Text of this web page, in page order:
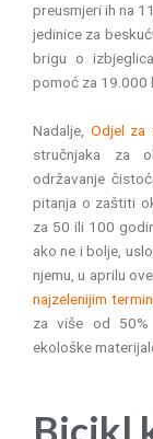
preusmjeri ih na
jedinice za
brigu o
pomoć za 19.000
Nadalje, Odjel za
stručnjaka za
održavanje
pitanja o zaštiti
za 50 ili 100
ako ne i bolje,
njemu, u aprilu
najzelenijim
za više od
ekološke